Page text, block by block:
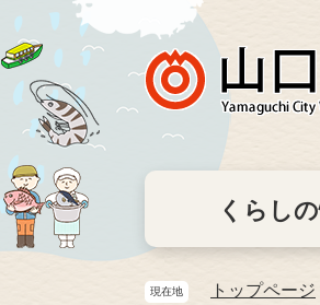
くらし
現在地 トップページ